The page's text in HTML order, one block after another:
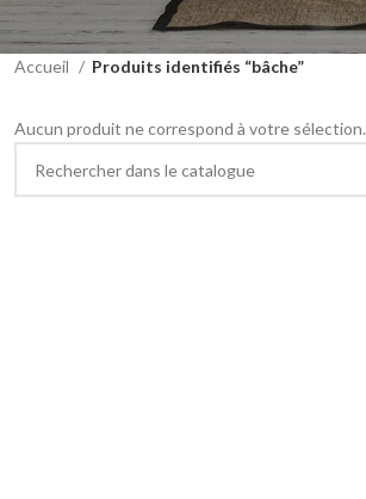
Accueil Produits identifiés “bâche”
Aucun produit ne correspond à votre sélection.